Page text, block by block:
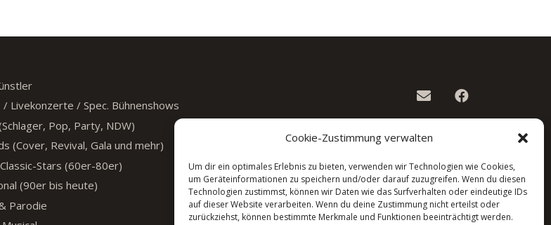
Cookie-Zustimmung verwalten
Um dir ein optimales Erlebnis zu bieten, verwenden wir Technologien wie Cookies,
um Geräteinformationen zu speichern und/oder darauf zuzugreifen. Wenn du diesen
Technologien zustimmst, können wir Daten wie das Surfverhalten oder eindeutige IDs
auf dieser Website verarbeiten. Wenn du deine Zustimmung nicht erteilst oder
zurückziehst, können bestimmte Merkmale und Funktionen beeinträchtigt werden.
Livekonzerte / Spec. Bühnenshows
Pop, Party, NDW)
(Cover, Revival, Gala und mehr)
Stars (60er-80er)
(90er bis heute)
Parodie